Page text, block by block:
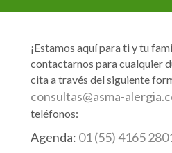
¡Estamos aquí para ti y tu
contactarnos para cualquier
cita a través del siguiente
consultas@asma-
teléfonos:
Agenda: 01 (55) 4165